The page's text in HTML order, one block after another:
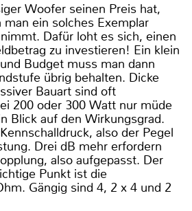
Woofer seinen Preis hat,
ein solches Exemplar
Dafür loht es sich, einen
zu investieren! Ein klein
Budget muss man dann
übrig behalten. Dicke
Bauart sind oft
200 oder 300 Watt nur müde
Blick auf den Wirkungsgrad.
also der Pegel
Drei dB mehr erfordern
also aufgepasst. Der
Punkt ist die
Gängig sind 4, 2 x 4 und 2